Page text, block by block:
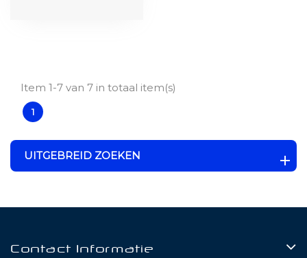
Item 1-7 van 7 in totaal item(s)
1
UITGEBREID ZOEKEN
Contact Informatie